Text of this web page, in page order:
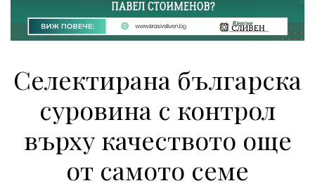
Селектирана българска
суровина с контрол
върху качеството още
от самото семе